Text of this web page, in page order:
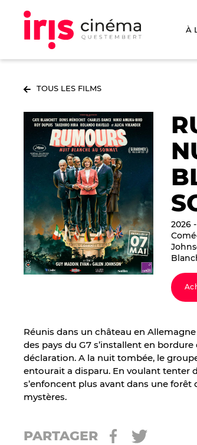
À
TOUS LES FILMS
2026
Réunis dans un château en
des pays du G7 s’installent en
déclaration. A la nuit tombée, le
entourait a disparu. En voulant tenter
s’enfoncent plus avant dans une forêt
mystères.
PARTAGER